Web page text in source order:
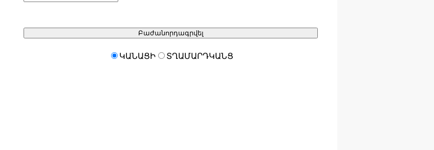
Բաժանորդագրվել
ԿԱՆԱՑԻ ՏՂԱՄԱՐԴԿԱՆՑ